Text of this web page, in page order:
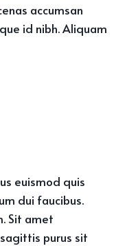
accumsan
id nibh. Aliquam
euismod quis
dui faucibus.
Sit amet
purus sit